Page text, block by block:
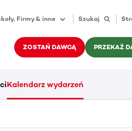
Firmy & inne Szukaj
ZOSTAŃ DAWCĄ PRZEKAŻ
Kalendarz wydarzeń